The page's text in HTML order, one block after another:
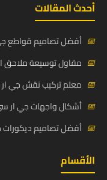
أحدث المقالات
📅 أفضل تصاميم قواطع
📅 مقاول توسيعة ملاحق
📅 معلم تركيب نقش جي
📅 أشكال واجهات جي ار
📅 أفضل تصاميم ديكورات
الأقسام